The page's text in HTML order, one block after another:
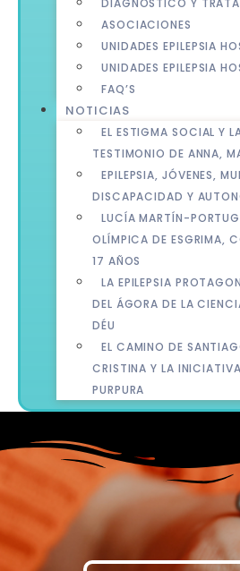
ASOCIACIONES
UNIDADES EPILEPSIA
UNIDADES EPILEPSIA
FAQ’S
NOTICIAS
EL ESTIGMA SOCIAL Y
TESTIMONIO DE ANNA,
EPILEPSIA, JÓVENES,
DISCAPACIDAD Y
LUCÍA MARTÍN-
OLÍMPICA DE ESGRIMA,
17 AÑOS
LA EPILEPSIA
DEL ÁGORA DE LA
DÉU
EL CAMINO DE
CRISTINA Y LA INICIATIVA
PURPURA